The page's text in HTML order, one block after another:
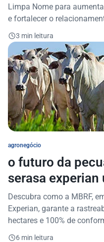
recuperação
Limpa Nome para
e fortalecer o
3 min leitura
agronegócio
o futuro da
serasa experian
imagens para
ambiente
Descubra como a MBRF,
Experian, garante a
hectares e 100% de
pecuárias.
6 min leitura